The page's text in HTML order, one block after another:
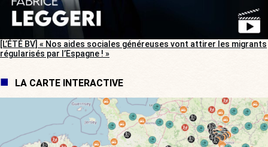
[L’ÉTÉ BV] « Nos aides sociales généreuses vont attirer les migrants
régularisés par l’Espagne ! »
LA CARTE INTERACTIVE